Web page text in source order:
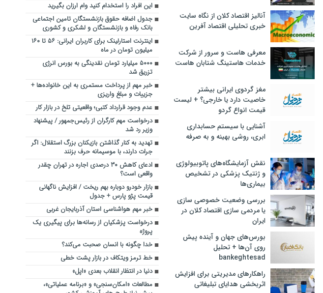
آنالیز اقتصاد کلان از نگاه سایت
خبری تحلیلی اقتصاد آفرین
معرفی هاست و سرور از شرکت
خدمات هاستینگ شتابان هاست
مغز گردوی ایرانی بیشتر
خاصیت دارد یا خارجی؟ + لیست
قیمت انواع گردو
آشنایی با سیستم حسابداری
ابری، روشی بهینه و به صرفه
نقش آزمایشگاه‌های پاتوبیولوژی
و ژنتیک پزشکی در تشخیص
بیماری‌ها
بررسی وضعیت خصوصی سازی
یا مردمی سازی اقتصاد کلان در
ایران
بورس‌های جهان و آینده پیش
روی آن‌ها + تحلیل
bankeghtesad
راهکارهای مدیریتی برای افزایش
اثربخشی هدایای تبلیغاتی
این افراد را استخدام کنید وام ارزان بگیرید
جدول اضافه حقوق‌ بازنشستگان تامین اجتماعی
بانک رفاه و بازنشستگان و لشکری و کشوری
اینترنت استارلینک برای کاربران ایرانی: ۵۶ تا ۱۶۰
میلیون تومان در ماه
۵۰۰۰ میلیارد تومان نقدینگی به بورس انرژی
تزریق شد
خبر مهم از پرداخت مستمری به این خانواده‌ها +
جزییات و مبلغ واریزی
عدم وجود قرارداد کتبی؛ واقعیتی تلخ در بازار کار
درخواست مهم کارگران از رئیس‌جمهور / پیشنهاد
وزیر رد شد
تهدید به کنار گذاشتن بازیکنان بزرگ استقلال: اگر
جرات دارند، با موسیمانه حرف بزنند
ادعای کاهش ۳۰ درصدی اجاره در تهران چقدر
واقعی است؟
بازار خودرو دوباره بهم ریخت / افزایش ناگهانی
قیمت پژو پارس + جدول
خبر مهم هواشناسی استان آذربایجان‌ غربی
درخواست پزشکیان از رسانه‌ها برای پیگیری یک
پروژه
خدا چگونه با انسان صحبت می‌کند؟
خط ترمز ویتکاف در بازار پشت خطی
دنیا در انتظار انقلاب بعدی «اپل»
مطالعات «امکان‌سنجی» و «برنامه عملیاتی»،